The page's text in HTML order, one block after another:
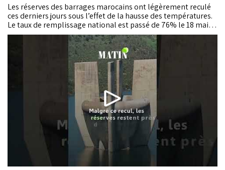
Les réserves des barrages marocains ont légèrement reculé
ces derniers jours sous l’effet de la hausse des températures.
Le taux de remplissage national est passé de 76% le 18 mai à
75,7% au 1er juin, tandis que les volumes stockés ont diminué
de 12,95 à 12,8 milliards de m³.